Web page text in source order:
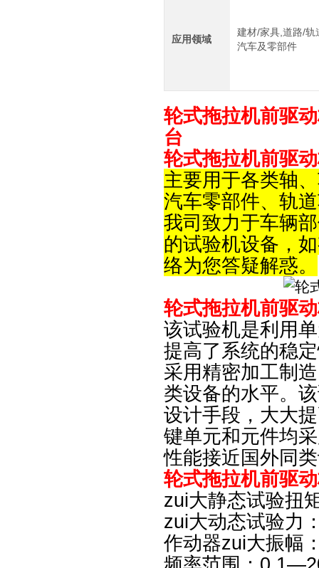
应用领域
建材/家具,道路/
汽车及零部件
轮式拖拉机前驱
台
轮式拖拉机前驱
主要用于各类轴
汽车零部件、轨
我司致力于车辆
的试验机设备，
络为您答疑解惑。
轮式拖拉机前驱
该试验机是利用
提高了系统的稳
采用精密加工制
类设备的水平。
设计手段，大大
键单元和元件均
性能接近国外同
轮式拖拉机前驱
zui大静态试验扭
zui大动态试验力
作动器zui大振幅